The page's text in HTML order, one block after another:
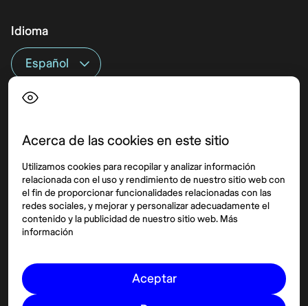
Acerca de las cookies en este sitio
Utilizamos cookies para recopilar y analizar información
relacionada con el uso y rendimiento de nuestro sitio web con
el fin de proporcionar funcionalidades relacionadas con las
redes sociales, y mejorar y personalizar adecuadamente el
contenido y la publicidad de nuestro sitio web. Más
información
Aceptar
Idioma
Top destinos
México
España
Destinos
Síguenos
Pinterest